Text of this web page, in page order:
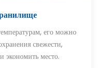
его можно
свежести,
экономить место.